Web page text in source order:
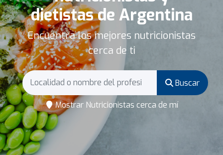
dietistas de Argentina
Encuentra los mejores nutricionistas
cerca de ti
Buscar
Mostrar Nutricionistas cerca de mí